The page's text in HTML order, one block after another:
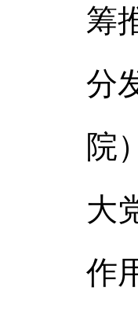
筹
分
院
大
作